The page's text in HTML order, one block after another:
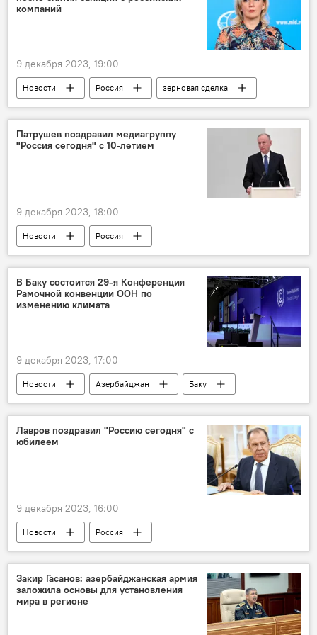
компаний
9 декабря 2023, 19:00
Новости Россия
зерновая сделка
МИД РФ
Мария Захарова
возобновление
Антироссийские санкции
Патрушев поздравил медиагруппу
"Россия сегодня" с 10-летием
9 декабря 2023, 18:00
Новости
Россия
МИА "Россия сегодня"
Общество
СМИ
Поздравление
Юбилей
Николай Патрушев
В Баку состоится 29-я Конференция
Рамочной конвенции ООН по
изменению климата
9 декабря 2023, 17:00
Новости Азербайджан
Баку
ООН
Конференция
Изменения климата
Лавров поздравил "Россию сегодня" с
юбилеем
9 декабря 2023, 16:00
Новости
Россия
МИА "Россия сегодня"
Общество
Поздравление
Юбилей
Сергей Лавров
Закир Гасанов: азербайджанская армия
заложила основы для установления
мира в регионе